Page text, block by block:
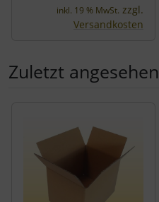
inkl. 19 % MwSt. zzgl.
Versandkosten
Zuletzt angesehen